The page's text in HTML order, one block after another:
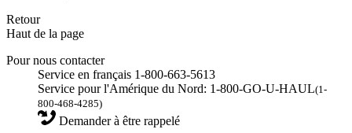
Retour
Haut de la page
Pour nous contacter
Service en français 1-800-663-5613
Service pour l'Amérique du Nord: 1-800-GO-U-HAUL(1-
800-468-4285)
Demander à être rappelé